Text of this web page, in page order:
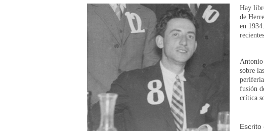
Hay
de
en
Antonio
sobre
fusión
crítica